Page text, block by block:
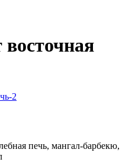
печь, мангал-барбекю,